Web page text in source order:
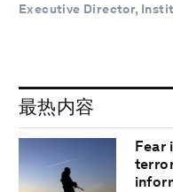
Executive Director,
最热内容
Fear